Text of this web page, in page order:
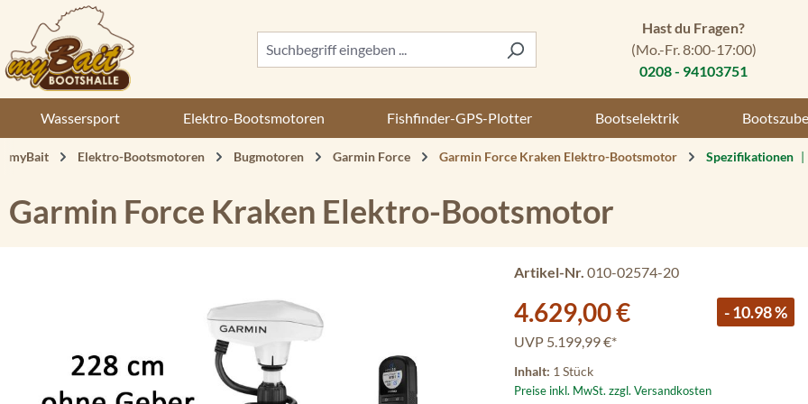
Hauptinhalt springen
Zur Suche springen
Zur Hauptnavigation springen
Hast du Fragen?
(Mo.-Fr. 8:00-17:00)
0208 - 94103751
Wassersport Elektro-Bootsmotoren Fishfinder-GPS-Plotter Bootselektrik
myBait Elektro-Bootsmotoren Bugmotoren Garmin Force Garmin Force Kraken Elektro-Bootsmotor Spezifikationen |
Garmin Force Kraken Elektro-Bootsmotor
Artikel-Nr. 010-02574-20
Verkaufspreis:
4.629,00 € - 10.98 %
UVP 5.199,99 €*
Inhalt: 1 Stück
Preise inkl. MwSt. zzgl. Versandkosten